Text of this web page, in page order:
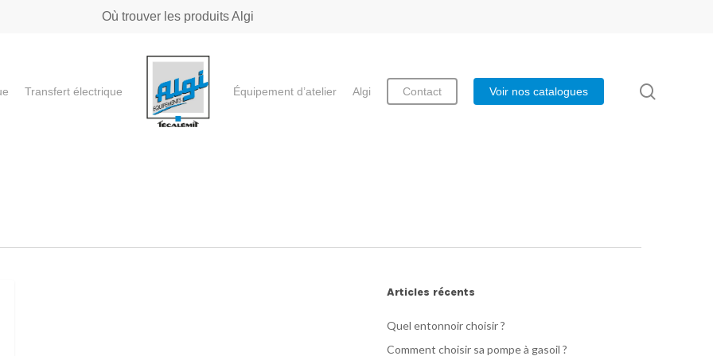
Où trouver les produits Algi
Transfert électrique Équipement d’atelier Algi Contact Voir nos catalogues
Articles récents
Quel entonnoir choisir ?
Comment choisir sa pompe à gasoil ?